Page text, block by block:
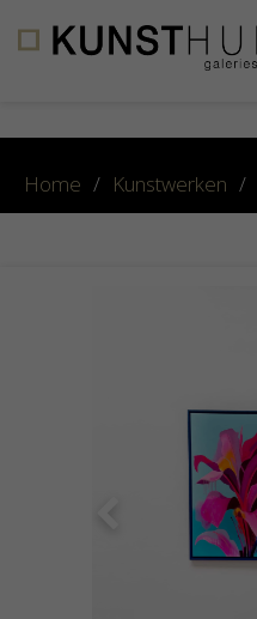
Home / Kunstwerken /